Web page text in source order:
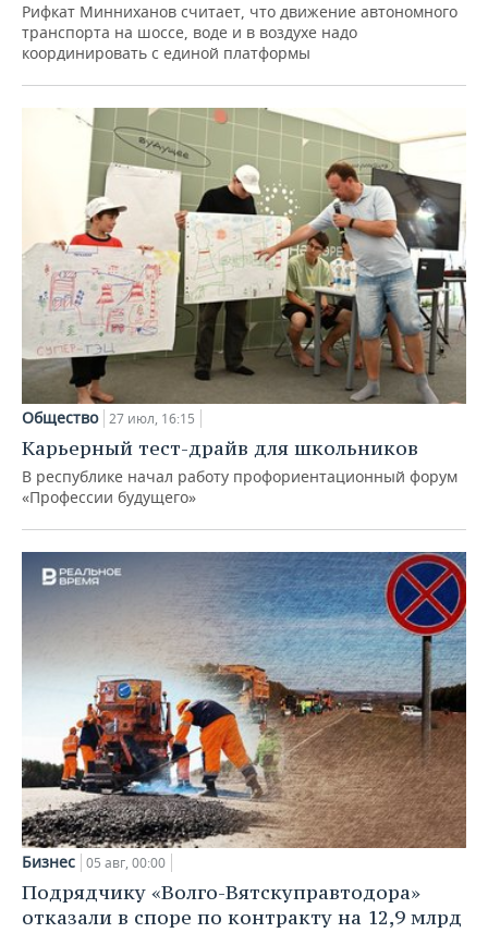
Рифкат Минниханов считает, что движение автономного
транспорта на шоссе, воде и в воздухе надо
координировать с единой платформы
Общество 27 июл, 16:15
Карьерный тест-драйв для школьников
В республике начал работу профориентационный форум
«Профессии будущего»
Бизнес 05 авг, 00:00
Подрядчику «Волго-Вятскуправтодора»
отказали в споре по контракту на 12,9 млрд